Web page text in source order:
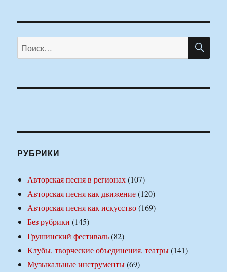
Искать:
РУБРИКИ
Авторская песня в регионах(107)
Авторская песня как движение(120)
Авторская песня как искусство(169)
Без рубрики (145)
Грушинский фестиваль(82)
Клубы, творческие объединения, театры(141)
Музыкальные инструменты(69)